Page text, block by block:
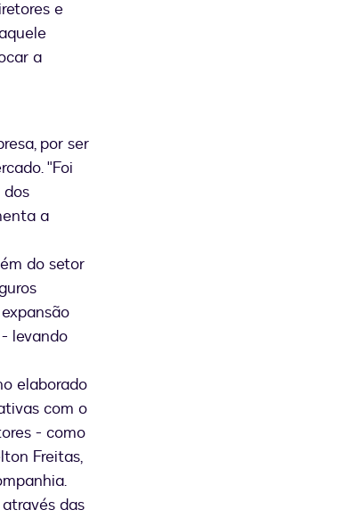
e
a
por ser
"Foi
a
do setor
levando
elaborado
com o
- como
Freitas,
das